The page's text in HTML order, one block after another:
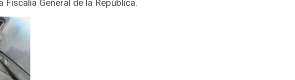
General de la República.